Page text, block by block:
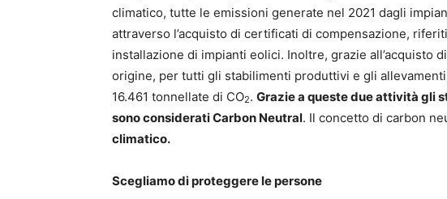
climatico, tutte le emissioni generate nel 2021 dagli
attraverso l’acquisto di certificati di compensazione,
installazione di impianti eolici. Inoltre, grazie all’acquisto
origine, per tutti gli stabilimenti produttivi e gli
16.461 tonnellate di CO2. Grazie a queste due attività gli
sono considerati Carbon Neutral. Il concetto di carbon
climatico.
Scegliamo di proteggere le persone